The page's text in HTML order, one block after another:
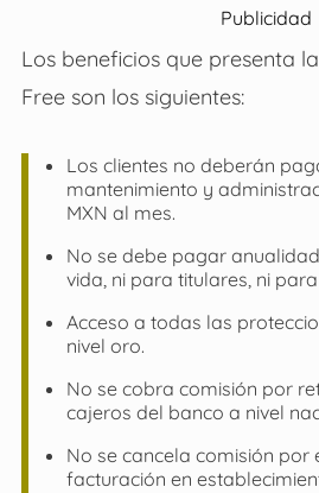
Publicidad
Los beneficios que presenta
Free son los siguientes:
Los clientes no deberán
mantenimiento y
MXN al mes.
No se debe pagar
vida, ni para titulares, ni
Acceso a todas las
nivel oro.
No se cobra comisión por
cajeros del banco a nivel
No se cancela comisión por
facturación en